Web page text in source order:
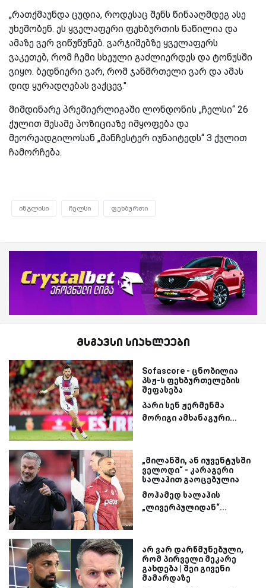
„რათქმაუნდა ცუდია, როდესაც შენს წინააღმდეგ ასე
უხეშობენ. ეს ყველაფერი ფეხბურთის ნაწილია და
ამაზე ვერ ვიწუწუნებ. ვარჯიშებზე ყველაფერს
ვაკეთებ, რომ ჩემი სხეული გაძლიერდეს და ტონუსში
ვიყო. ბედნიერი ვარ, რომ ჯანმრთელი ვარ და ამას
დიდ ყურადღებას ვაქცევ."
მიმდინარე პრემიერლიგაში ლონდონის „ჩელსი“ 26
ქულით მესამე პოზიციაზე იმყოფება და
მეორეადგილოსან „მანჩესტერ იუნაიტედს“ 3 ქულით
ჩამორჩება.
ინგლისი ჩელსი ფეხბურთი
მსგავსი სიახლეები
Sofascore - ცნობილია
პსჟ-ს ფეხბურთელების
შეფასება
პარი სენ ჟერმენმა
მორიგი ამხანაგური...
„მილანში, ან იუვენტუსში
ველოდი“ - კარაგერი
სალაჰით გაოცებულია
მოჰამედ სალაჰის
„ლივერპულიდან“...
არ ვარ დარწმუნებული,
რომ პირველი მეკარე
გახდება | შეი გივენი
მამარდაზე